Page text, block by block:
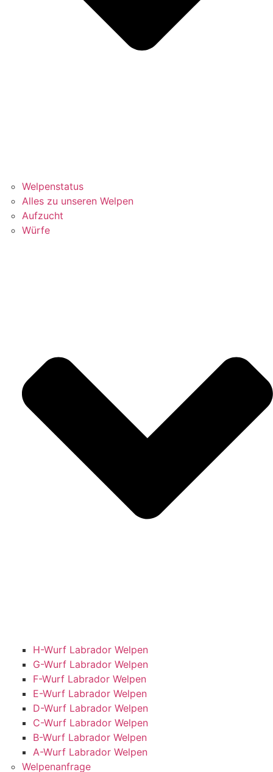
Welpenstatus
Alles zu unseren Welpen
Aufzucht
Würfe
H-Wurf Labrador Welpen
G-Wurf Labrador Welpen
F-Wurf Labrador Welpen
E-Wurf Labrador Welpen
D-Wurf Labrador Welpen
C-Wurf Labrador Welpen
B-Wurf Labrador Welpen
A-Wurf Labrador Welpen
Welpenanfrage